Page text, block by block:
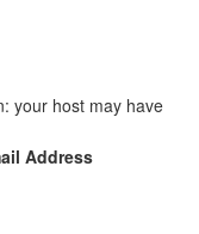
your host may have
Address